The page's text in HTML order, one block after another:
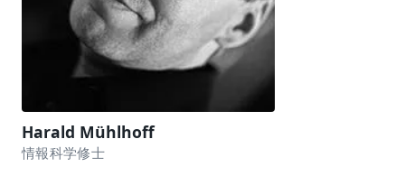
Harald Mühlhoff
情報科学修士